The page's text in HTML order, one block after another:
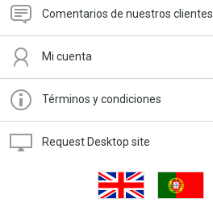
Comentarios de nuestros clientes
Mi cuenta
Términos y condiciones
Request Desktop site